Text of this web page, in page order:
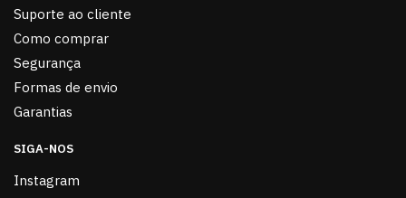
Suporte ao cliente
Como comprar
Segurança
Formas de envio
Garantias
SIGA-NOS
Instagram